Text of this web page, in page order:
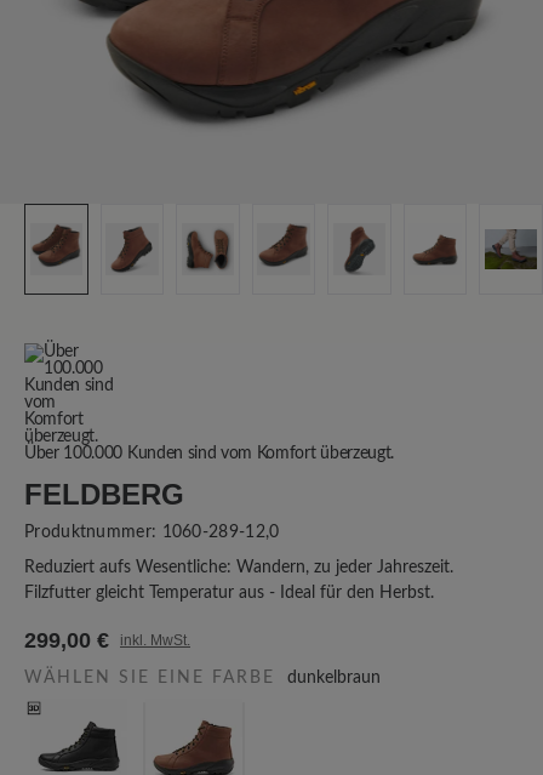
Über 100.000 Kunden sind vom Komfort überzeugt.
FELDBERG
Produktnummer: 1060-289-12,0
Reduziert aufs Wesentliche: Wandern, zu jeder Jahreszeit.
Filzfutter gleicht Temperatur aus - Ideal für den Herbst.
299,00 € inkl. MwSt.
WÄHLEN SIE EINE FARBE dunkelbraun